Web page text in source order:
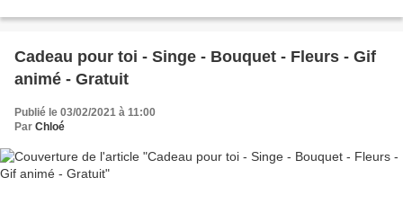
Cadeau pour toi - Singe - Bouquet - Fleurs - Gif
animé - Gratuit
Publié le 03/02/2021 à 11:00
Par Chloé